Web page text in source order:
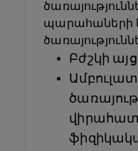
պարահաների
Բժշկի